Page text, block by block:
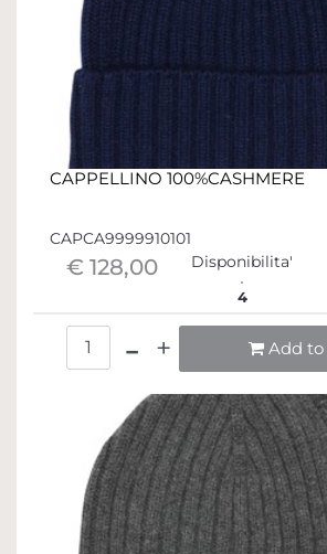
CAPPELLINO 100%CASHMERE
CAPCA9999910101
€ 128,00 Disponibilita'
4
Add to